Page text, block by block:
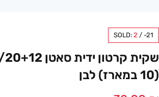
SOLD: 2 / -21
(10 במארז) לבן